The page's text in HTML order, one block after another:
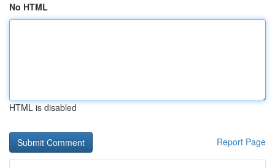
No HTML
HTML is disabled
Report Page